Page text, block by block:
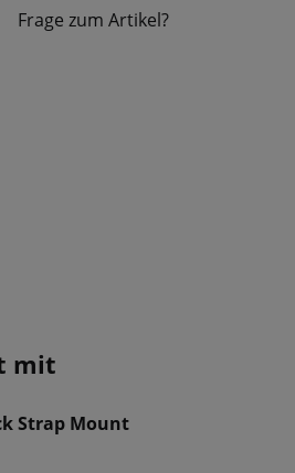
Frage zum Artikel?
mit
Strap Mount